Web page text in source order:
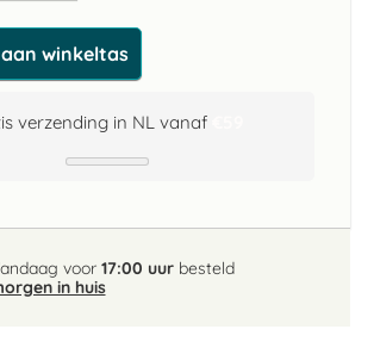
winkeltas
verzending in NL vanaf
voor 17:00 uurbesteld
in huis